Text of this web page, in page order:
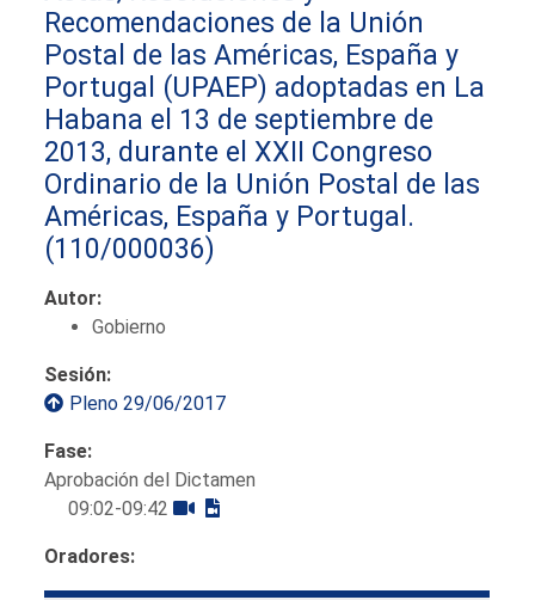
Recomendaciones de la Unión
Postal de las Américas, España y
Portugal (UPAEP) adoptadas en La
Habana el 13 de septiembre de
2013, durante el XXII Congreso
Ordinario de la Unión Postal de las
Américas, España y Portugal.
(110/000036)
Autor:
Gobierno
Sesión:
Pleno 29/06/2017
Fase:
Aprobación del Dictamen
09:02-09:42
Oradores: